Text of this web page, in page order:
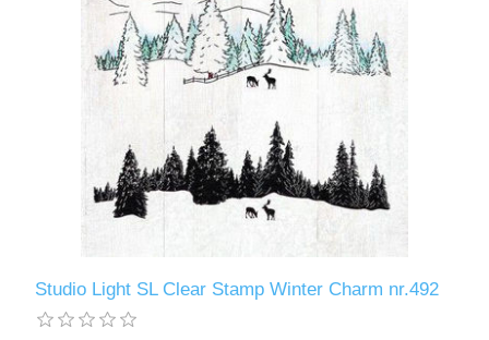
Studio Light SL Clear Stamp Winter Charm nr.492